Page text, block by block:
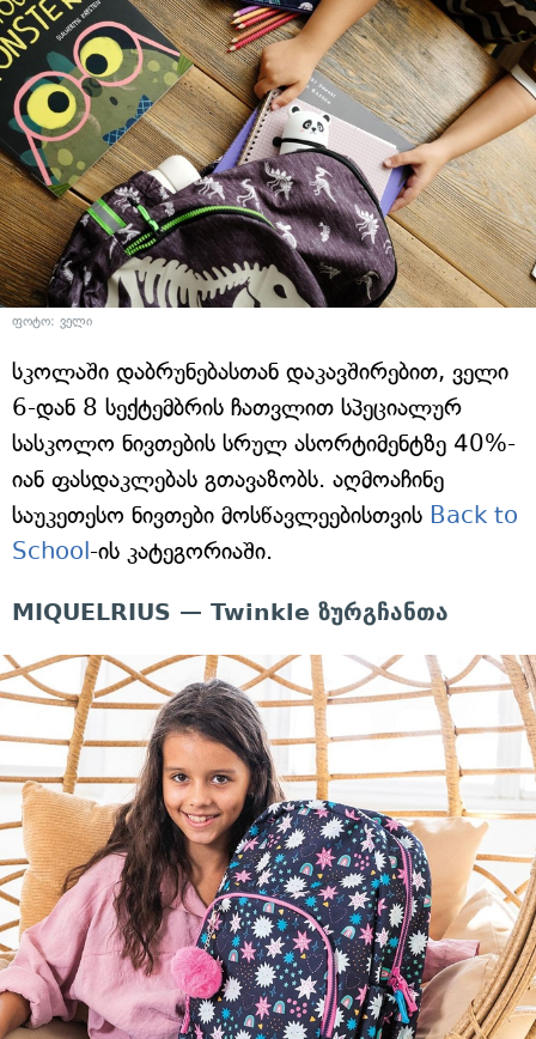
ფოტო: ველი
სკოლაში დაბრუნებასთან დაკავშირებით, ველი
6-დან 8 სექტემბრის ჩათვლით სპეციალურ
სასკოლო ნივთების სრულ ასორტიმენტზე 40%-
იან ფასდაკლებას გთავაზობს. აღმოაჩინე
საუკეთესო ნივთები მოსწავლეებისთვის Back to
School -ის კატეგორიაში.
MIQUELRIUS — Twinkle ზურგჩანთა